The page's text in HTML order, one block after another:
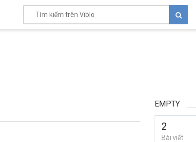
EMPTY
2
Bài viết